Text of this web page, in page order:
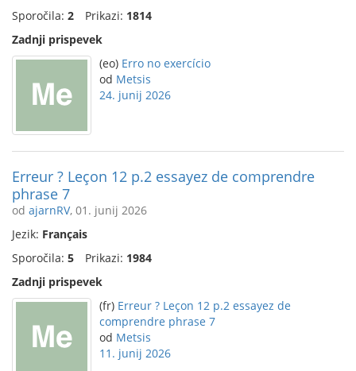
Sporočila: 2 Prikazi: 1814
Zadnji prispevek
(eo) Erro no exercício
od Metsis
24. junij 2026
Erreur ? Leçon 12 p.2 essayez de comprendre
phrase 7
od ajarnRV, 01. junij 2026
Jezik: Français
Sporočila: 5 Prikazi: 1984
Zadnji prispevek
(fr) Erreur ? Leçon 12 p.2 essayez de
comprendre phrase 7
od Metsis
11. junij 2026